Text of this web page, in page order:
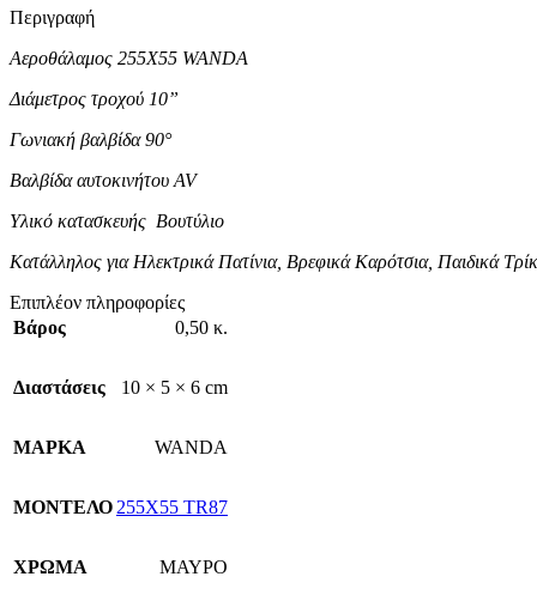
Περιγραφή
Αεροθάλαμος 255X55 WANDA
Διάμετρος τροχού 10”
Γωνιακή βαλβίδα 90°
Βαλβίδα αυτοκινήτου AV
Υλικό κατασκευής Βουτύλιο
Κατάλληλος για Ηλεκτρικά Πατίνια, Βρεφικά Καρότσια, Παιδικά
Επιπλέον πληροφορίες
Βάρος
0,50 κ.
Διαστάσεις 10 × 5 × 6 cm
ΜΑΡΚΑ WANDA
ΜΟΝΤΕΛΟ 255X55 TR87
ΧΡΩΜΑ ΜΑΥΡΟ